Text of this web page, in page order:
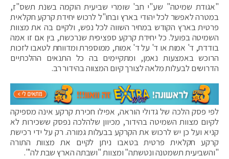
"אגודת שמיטה" שע"י חב' שומרי שביעית הוקמה בשנת תשס"ז,
במטרה לאפשר לכל יהודי בארץ ובחו"ל לרכוש יחידת קרקע חקלאית
פרטית בארץ הקודש במחיר השווה לכל נפש, ולקיים בה את מצוות
השמיטה בפועל. כל יחידת קרקע ספציפית שנרכשת, בין אם זו אמה
בודדת, ד' אמות או ד' על ד' אמות, ממוספרת ומדווחת לטאבו לזכות
הרוכש באמצעות נאמן, ומתקיימים בה כל התנאים ההלכתיים
הדרושים לבעלות מלאה לצורך קיום המצווה בהידור רב.
לפי פסק הלכה של גדולי הוראה, אפילו חכירת קרקע אינה מספיקה
לקיום מצוות השמיטה בהידור, מכיוון שלהלכה נפסק ששכירות לא
קניא ועל כן יש לרכוש את הקרקע בבעלות גמורה. רק על ידי רכישת
קרקע חקלאית פרטית בטאבו ניתן לקיים את מצוות התורה
"והשביעית תשמטנה ונטשתה" ומצוות "ושבתה הארץ שבת לה'".